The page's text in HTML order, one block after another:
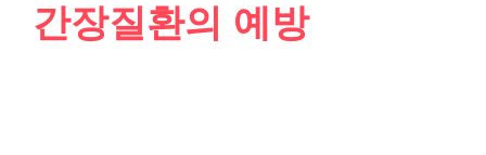
간장질환의 예방